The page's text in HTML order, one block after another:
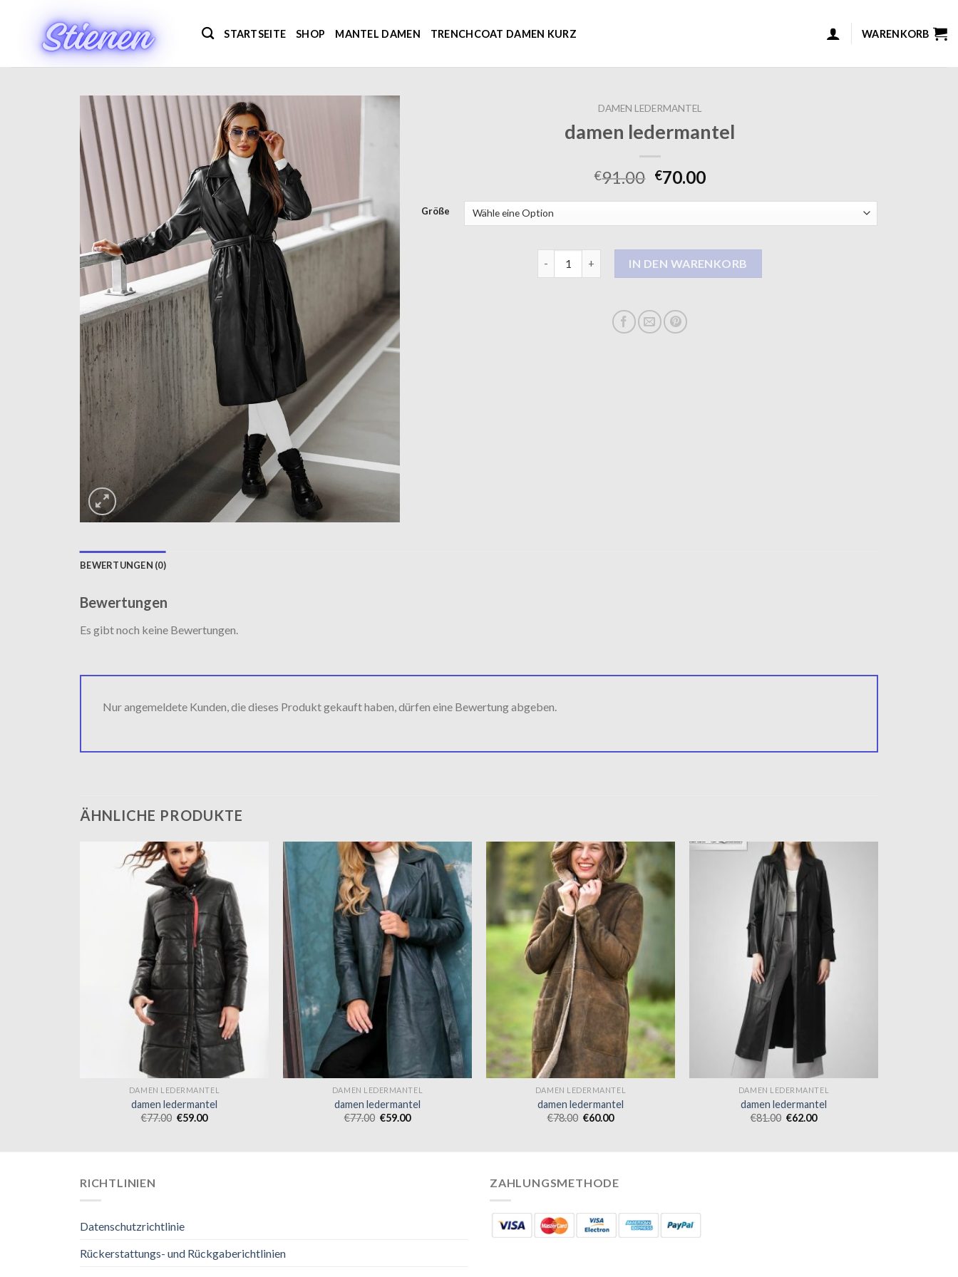
STARTSEITE SHOP MANTEL DAMEN TRENCHCOAT DAMEN KURZ WARENKORB
DAMEN LEDERMANTEL
damen ledermantel
€91.00 €70.00
Größe
IN DEN WARENKORB
BEWERTUNGEN (0)
Bewertungen
Es gibt noch keine Bewertungen.
Nur angemeldete Kunden, die dieses Produkt gekauft haben, dürfen eine Bewertung abgeben.
ÄHNLICHE PRODUKTE
DAMEN LEDERMANTEL
damen ledermantel
€77.00 €59.00
DAMEN LEDERMANTEL
damen ledermantel
€77.00 €59.00
DAMEN LEDERMANTEL
damen ledermantel
€78.00 €60.00
DAMEN LEDERMANTEL
damen ledermantel
€81.00 €62.00
RICHTLINIEN
Datenschutzrichtlinie
Rückerstattungs- und Rückgaberichtlinien
ZAHLUNGSMETHODE